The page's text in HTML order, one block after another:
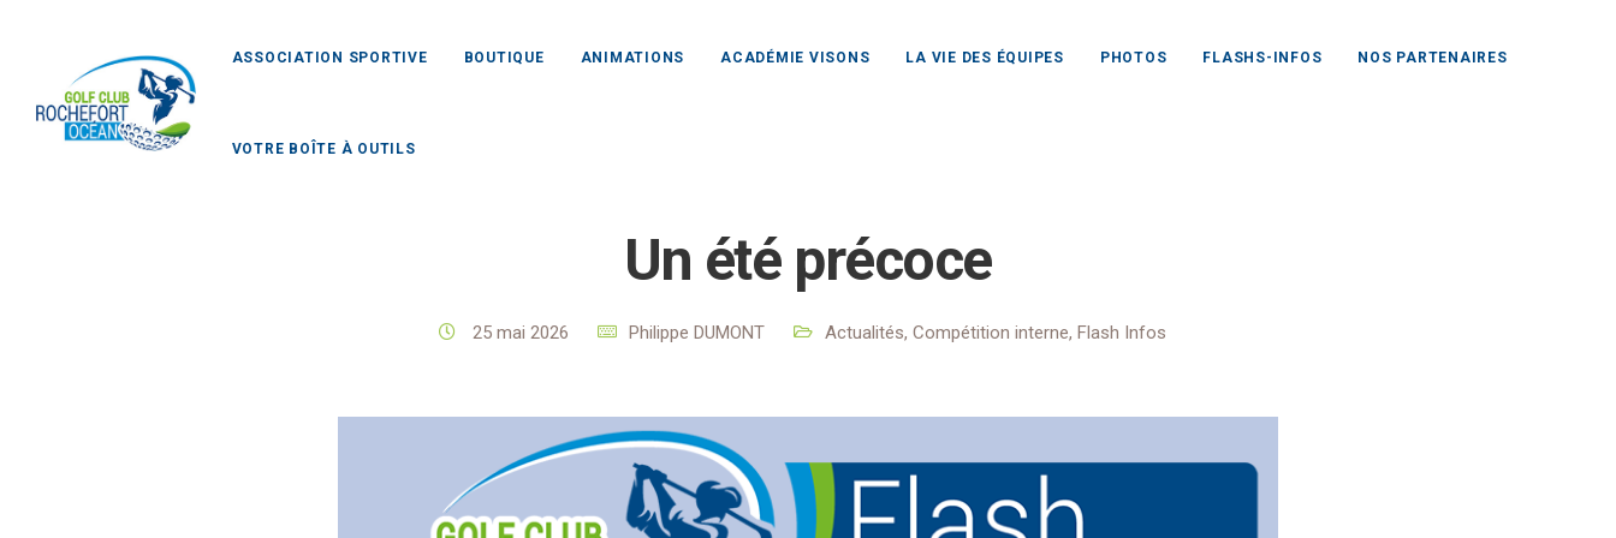
ASSOCIATION SPORTIVE BOUTIQUE ANIMATIONS ACADÉMIE VISONS LA VIE DES ÉQUIPES PHOTOS FLASHS-INFOS NOS PARTENAIRES
VOTRE BOÎTE À OUTILS
Un été précoce
25 mai 2026 Philippe DUMONT Actualités, Compétition interne, Flash Infos